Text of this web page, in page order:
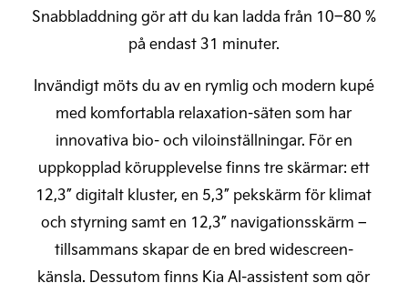
Snabbladdning gör att du kan ladda från 10–80 %
på endast 31 minuter.
Invändigt möts du av en rymlig och modern kupé
med komfortabla relaxation-säten som har
innovativa bio- och viloinställningar. För en
uppkopplad körupplevelse finns tre skärmar: ett
12,3” digitalt kluster, en 5,3” pekskärm för klimat
och styrning samt en 12,3” navigationsskärm –
tillsammans skapar de en bred widescreen-
känsla. Dessutom finns Kia AI-assistent som gör